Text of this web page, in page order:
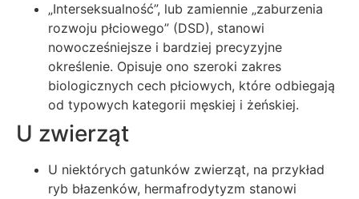
„Interseksualność”, lub zamiennie „zaburzenia
rozwoju płciowego” (DSD), stanowi
nowocześniejsze i bardziej precyzyjne
określenie. Opisuje ono szeroki zakres
biologicznych cech płciowych, które odbiegają
od typowych kategorii męskiej i żeńskiej.
U zwierząt
U niektórych gatunków zwierząt, na przykład
ryb błazenków, hermafrodytyzm stanowi